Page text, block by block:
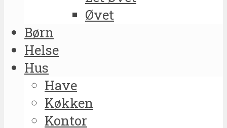
Øvet
Børn
Helse
Hus
Have
Køkken
Kontor